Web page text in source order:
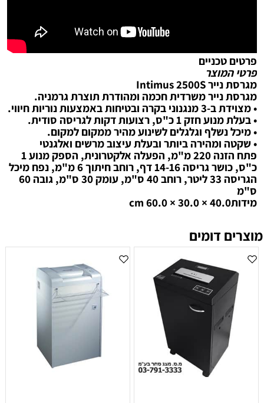
פרטים טכניים
פרטי המוצר
מגרסת נייר Intimus 2500S
מגרסת נייר משרדית חכמה ומהודרת תוצרת גרמניה.
• מצוידת ב-3 מנגנוני בקרה ובטיחות באמצעות נוריות חיווי.
• בעלת מנוע חזק 1 כ"ס, רצועות דקות לגריסה סודית.
• מיכל נשלף וגלגלים לשינוע מהיר ממקום למקום.
• שקטה ומהירה ביותר ובעלת עיצוב מרשים ואלגנטי
פתח הזנה 220 מ"מ, הפעלה אלקטרונית, הספק מנוע 1
כ"ס, כושר גריסה 14-16 דף, רוחב חיתוך 6 מ"מ, נפח מיכל
הגריסה 33 ליטר, רוחב 40 ס"מ, עומק 30 ס"מ, גובה 60
ס"מ
מידות40.0 × 30.0 × 60.0 cm
מוצרים דומים